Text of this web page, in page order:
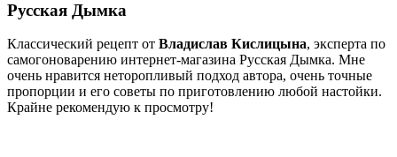
Русская Дымка
Классический рецепт от Владислав Кислицына, эксперта по
самогоноварению интернет-магазина Русская Дымка. Мне
очень нравится неторопливый подход автора, очень точные
пропорции и его советы по приготовлению любой настойки.
Крайне рекомендую к просмотру!